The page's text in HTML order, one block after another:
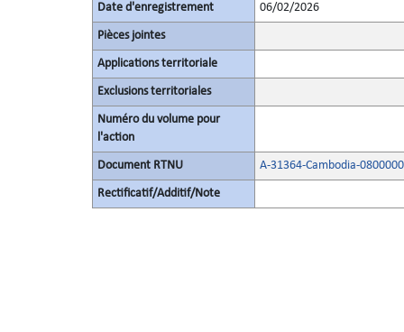
Date d'enregistrement 06/02/2026
Pièces jointes
Applications territoriale
Exclusions territoriales
Numéro du volume pour
l'action
Document RTNU A-31364-Cambodia-
Rectificatif/Additif/Note